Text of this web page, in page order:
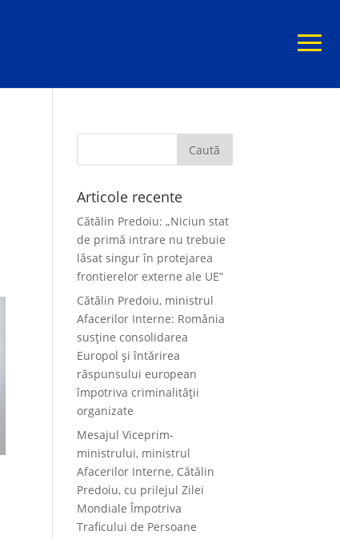
Articole recente
Cătălin Predoiu: „Niciun stat
de primă intrare nu trebuie
lăsat singur în protejarea
frontierelor externe ale UE”
Cătălin Predoiu, ministrul
Afacerilor Interne: România
susține consolidarea
Europol și întărirea
răspunsului european
împotriva criminalității
organizate
Mesajul Viceprim-
ministrului, ministrul
Afacerilor Interne, Cătălin
Predoiu, cu prilejul Zilei
Mondiale Împotriva
Traficului de Persoane